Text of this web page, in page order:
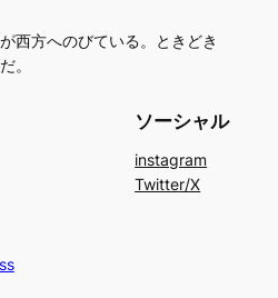
西方へのびている。ときどき
。
ソーシャル
instagram
Twitter/X